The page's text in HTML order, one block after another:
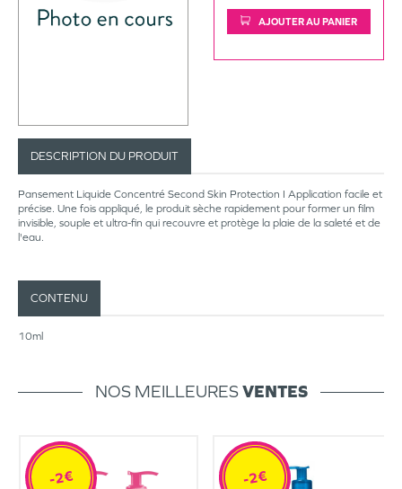
AJOUTER AU PANIER
DESCRIPTION DU PRODUIT
Pansement Liquide Concentré Second Skin Protection I Application facile et
précise. Une fois appliqué, le produit sèche rapidement pour former un film
invisible, souple et ultra-fin qui recouvre et protège la plaie de la saleté et de
l'eau.
CONTENU
10ml
NOS MEILLEURESVENTES
-2€ -2€